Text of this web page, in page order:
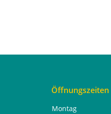
Öffnungszeiten
Montag